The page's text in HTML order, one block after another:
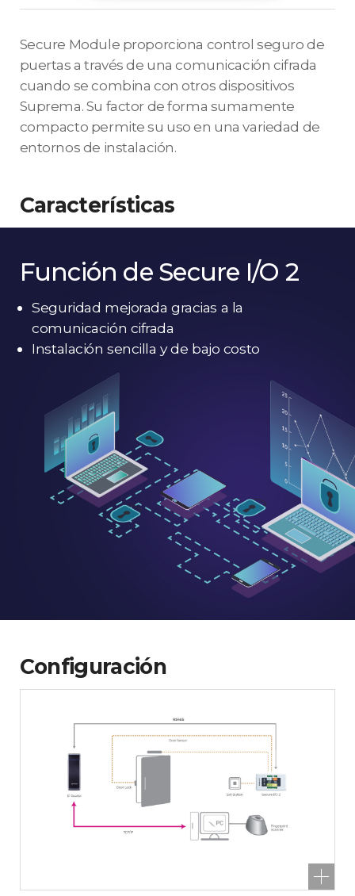
Secure Module proporciona control seguro de
puertas a través de una comunicación cifrada
cuando se combina con otros dispositivos
Suprema. Su factor de forma sumamente
compacto permite su uso en una variedad de
entornos de instalación.
Características
Función de Secure I/O 2
Seguridad mejorada gracias a la
comunicación cifrada
Instalación sencilla y de bajo costo
Configuración